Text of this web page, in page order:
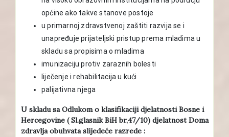
općine ako takve stanove postoje
u primarnoj zdravstvenoj zaštiti razvija se i
unapređuje prijateljski pristup prema mladima u
skladu sa propisima o mladima
imunizaciju protiv zaraznih bolesti
liječenje i rehabilitacija u kući
palijativna njega
U skladu sa Odlukom o klasifikaciji djelatnosti Bosne i
Hercegovine ( Sl.glasnik BiH br,47/10) djelatnost Doma
zdravlja obuhvata slijedeće razrede :